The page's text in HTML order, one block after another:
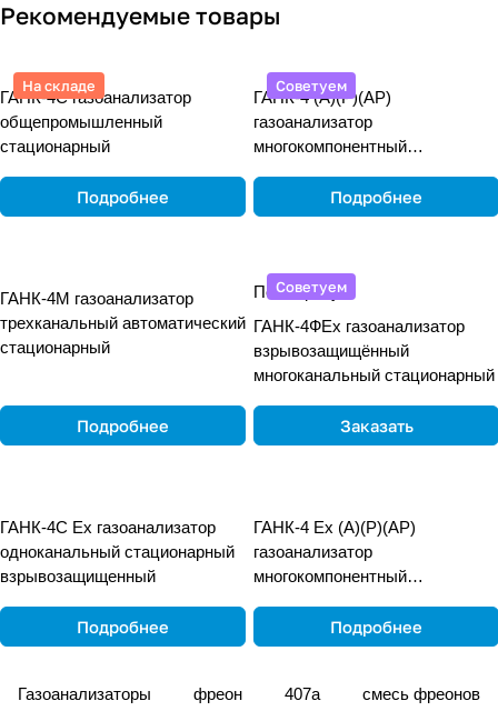
Рекомендуемые товары
На складе
ГАНК-4С газоанализатор
общепромышленный
стационарный
Подробнее
Советуем
ГАНК-4 (А)(Р)(АР)
газоанализатор
многокомпонентный
переноснойПодробнее
ГАНК-4М газоанализатор
трехканальный автоматический
стационарный
Подробнее
Советуем
По запросу
ГАНК-4ФEx газоанализатор
взрывозащищённый
многоканальный стационарный
Заказать
ГАНК-4С Ех газоанализатор
одноканальный стационарный
взрывозащищенный
Подробнее
ГАНК-4 Ех (А)(Р)(АР)
газоанализатор
многокомпонентный
переноснойПодробнее
Газоанализаторы фреон 407а смесь фреонов